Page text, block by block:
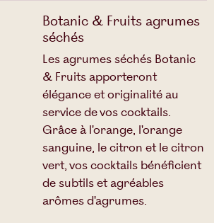
Botanic & Fruits agrumes
séchés
Les agrumes séchés Botanic
& Fruits apporteront
élégance et originalité au
service de vos cocktails.
Grâce à l'orange, l'orange
sanguine, le citron et le citron
vert, vos cocktails bénéficient
de subtils et agréables
arômes d'agrumes.